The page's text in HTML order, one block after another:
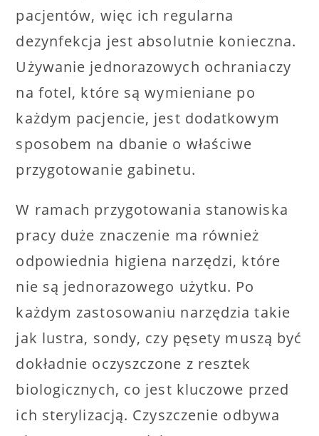
pacjentów, więc ich regularna
dezynfekcja jest absolutnie konieczna.
Używanie jednorazowych ochraniaczy
na fotel, które są wymieniane po
każdym pacjencie, jest dodatkowym
sposobem na dbanie o właściwe
przygotowanie gabinetu.
W ramach przygotowania stanowiska
pracy duże znaczenie ma również
odpowiednia higiena narzędzi, które
nie są jednorazowego użytku. Po
każdym zastosowaniu narzędzia takie
jak lustra, sondy, czy pęsety muszą być
dokładnie oczyszczone z resztek
biologicznych, co jest kluczowe przed
ich sterylizacją. Czyszczenie odbywa